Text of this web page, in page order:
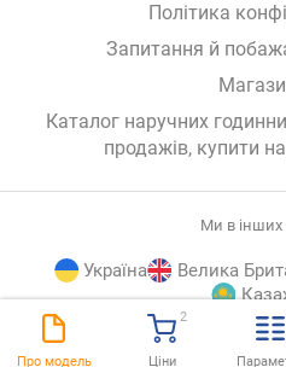
Про модель Ціни
2
Політика
Запитання й
Каталог наручних
продажів, купити
Ми в інших
Україна Велика
© E-Katalog, 2026